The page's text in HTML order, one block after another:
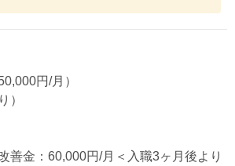
円/月）
）
善金：60,000円/月＜入職3ヶ月後より